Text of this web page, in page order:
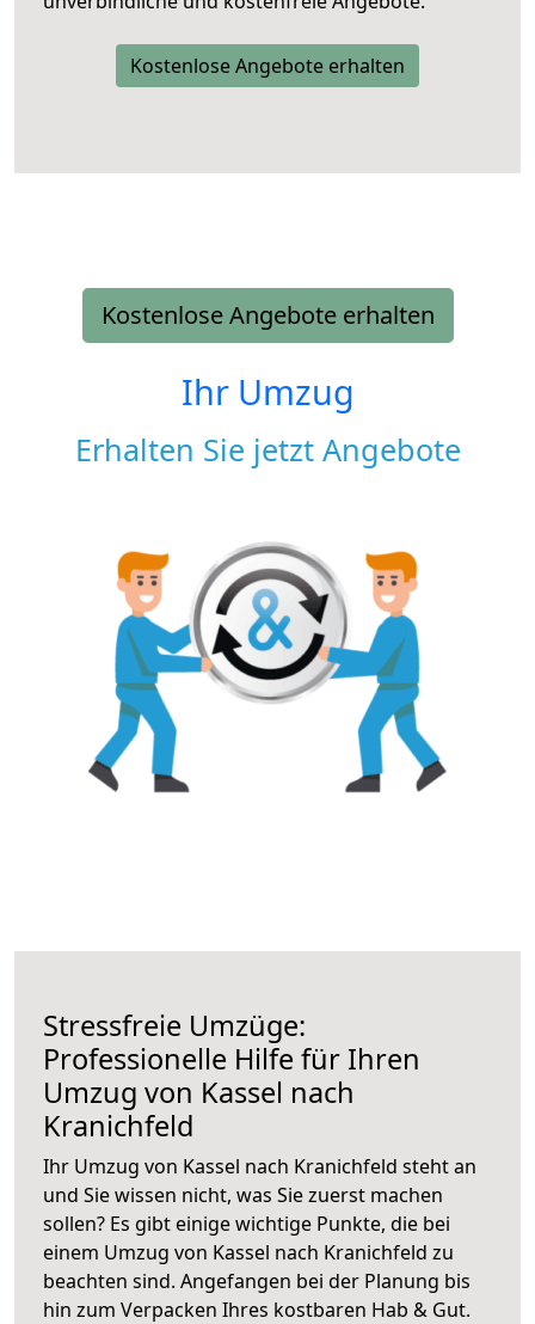
Kostenlose Angebote erhalten
Kostenlose Angebote erhalten
Ihr Umzug
Erhalten Sie jetzt Angebote
Stressfreie Umzüge:
Professionelle Hilfe für Ihren
Umzug von Kassel nach
Kranichfeld
Ihr Umzug von Kassel nach Kranichfeld steht an
und Sie wissen nicht, was Sie zuerst machen
sollen? Es gibt einige wichtige Punkte, die bei
einem Umzug von Kassel nach Kranichfeld zu
beachten sind. Angefangen bei der Planung bis
hin zum Verpacken Ihres kostbaren Hab & Gut.